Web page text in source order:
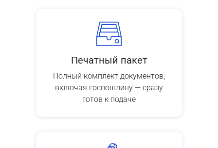
Печатный пакет
Полный комплект документов,
включая госпошлину — сразу
готов к подаче